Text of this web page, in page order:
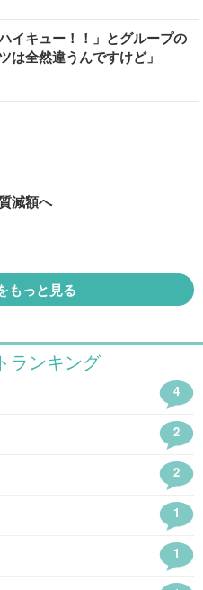
イキュー！！」とグループの
は全然違うんですけど」
減額へ
もっと見る